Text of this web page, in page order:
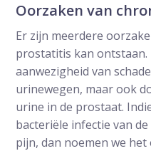
Oorzaken van
Er zijn meerdere
prostatitis kan
aanwezigheid van
urinewegen, maar ook
urine in de prostaat.
bacteriële infectie van
pijn, dan noemen we